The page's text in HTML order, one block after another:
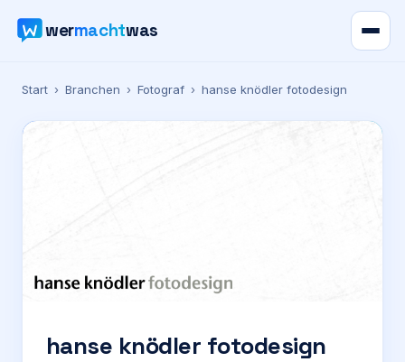
wermachtwas
Verzeichnis
Karte
Werbung
Preise
Start › Branchen › Fotograf › hanse knödler fotodesign
hanse knödler fotodesign